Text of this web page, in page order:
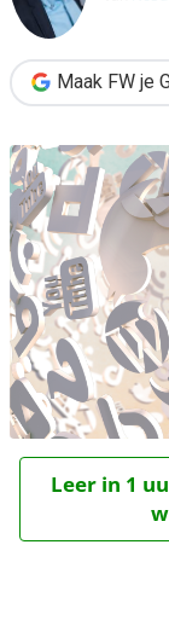
Maak FW je
Leer in 1